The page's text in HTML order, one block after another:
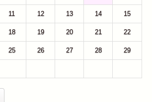
11 12 13 14 15
18 19 20 21 22
25 26 27 28 29